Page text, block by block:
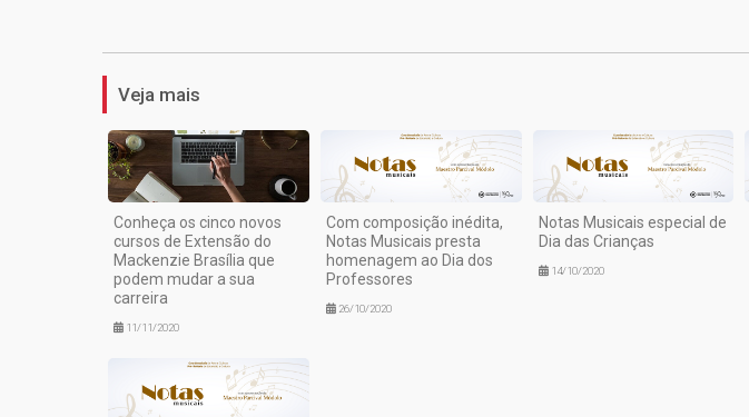
Veja mais
Conheça os cinco novos
cursos de Extensão do
Mackenzie Brasília que
podem mudar a sua
carreira
11/11/2020
Com composição inédita,
Notas Musicais presta
homenagem ao Dia dos
Professores
26/10/2020
Notas Musicais especial de
Dia das Crianças
14/10/2020